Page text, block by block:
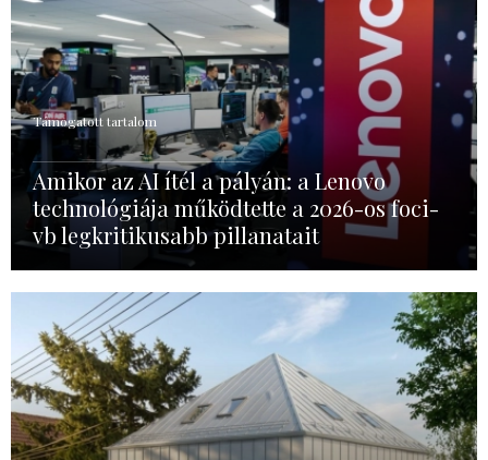
Támogatott tartalom
Amikor az AI ítél a pályán: a Lenovo
technológiája működtette a 2026-os foci-
vb legkritikusabb pillanatait